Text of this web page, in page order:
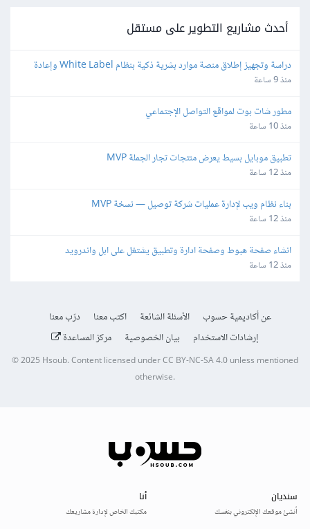
أحدث مشاريع التطوير على مستقل
البيع
منذ 9 ساعة
مطور شات بوت لمواقع التواصل الإجتماعي
منذ 10 ساعة
تطبيق موبايل بسيط يعرض منتجات تجار الجملة MVP
منذ 12 ساعة
بناء نظام ويب لإدارة عمليات شركة توصيل — نسخة MVP
منذ 12 ساعة
انشاء صفحة هبوط وصفحة ادارة وتطبيق يشتغل على ابل واندرويد
منذ 12 ساعة
عن أكاديمية حسوب الأسئلة الشائعة اكتب معنا
درّب معنا
إرشادات الاستخدام
بيان الخصوصية مركز المساعدة
© 2025 Hsoub.Content licensed underCC BY-NC-SA 4.0unless mentioned
otherwise.